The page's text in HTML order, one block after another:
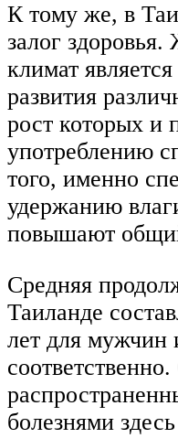
К тому же, в
залог
климат
развития
рост которых и
употреблению
того, именно
удержанию
повышают
Средняя
Таиланде
лет для
болезнями